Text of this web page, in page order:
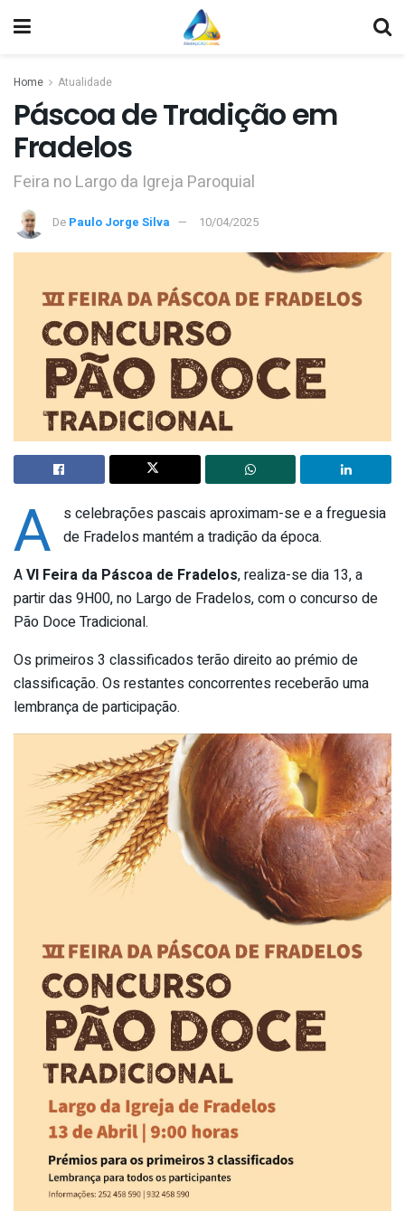
Home Atualidade
Páscoa de Tradição em
Fradelos
Feira no Largo da Igreja Paroquial
De Paulo Jorge Silva 10/04/2025
A
s celebrações pascais aproximam-se e a freguesia
de Fradelos mantém a tradição da época.
AVI Feira da Páscoa de Fradelos, realiza-se dia 13, a
partir das 9H00, no Largo de Fradelos, com o concurso de
Pão Doce Tradicional.
Os primeiros 3 classificados terão direito ao prémio de
classificação. Os restantes concorrentes receberão uma
lembrança de participação.